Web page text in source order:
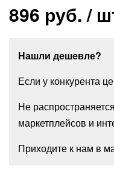
896 руб./
Нашли дешевле?
Если у конкурента
Не
маркетплейсов и
Приходите к нам в